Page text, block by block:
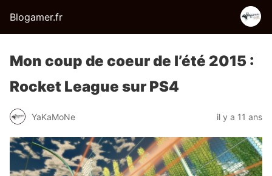
Blogamer.fr
Mon coup de coeur de l’été 2015 :
Rocket League sur PS4
YaKaMoNe il y a 11 ans